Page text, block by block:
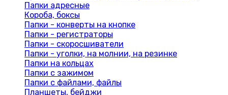
Папки адресные
Короба, боксы
Папки - конверты на кнопке
Папки - регистраторы
Папки - скоросшиватели
Папки - уголки, на молнии, на резинке
Папки на кольцах
Папки с зажимом
Папки с файлами, файлы
Планшеты, бейджи